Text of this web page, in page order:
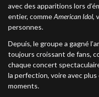
avec des apparitions lors
entier, commeAmerican Idol,
personnes.
Depuis, le groupe a gagné
toujours croissant de fans,
chaque concert
la perfection, voire avec
moments.